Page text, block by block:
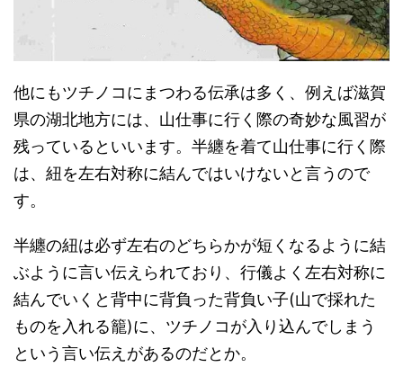
他にもツチノコにまつわる伝承は多く、例えば滋賀
県の湖北地方には、山仕事に行く際の奇妙な風習が
残っているといいます。半纏を着て山仕事に行く際
は、紐を左右対称に結んではいけないと言うので
す。
半纏の紐は必ず左右のどちらかが短くなるように結
ぶように言い伝えられており、行儀よく左右対称に
結んでいくと背中に背負った背負い子(山で採れた
ものを入れる籠)に、ツチノコが入り込んでしまう
という言い伝えがあるのだとか。